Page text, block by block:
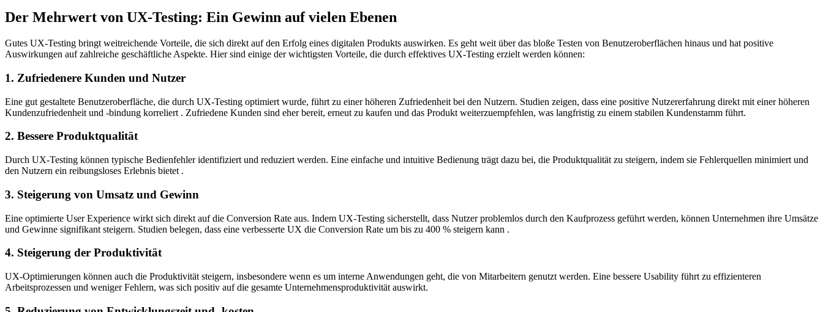
Der Mehrwert von UX-Testing: Ein Gewinn auf vielen Ebenen
Gutes UX-Testing bringt weitreichende Vorteile, die sich direkt auf den Erfolg eines digitalen Produkts auswirken. Es geht weit über das bloße Testen von Benutzeroberflächen hinaus und hat positive
Auswirkungen auf zahlreiche geschäftliche Aspekte. Hier sind einige der wichtigsten Vorteile, die durch effektives UX-Testing erzielt werden können:
1. Zufriedenere Kunden und Nutzer
Eine gut gestaltete Benutzeroberfläche, die durch UX-Testing optimiert wurde, führt zu einer höheren Zufriedenheit bei den Nutzern. Studien zeigen, dass eine positive Nutzererfahrung direkt mit einer höheren
Kundenzufriedenheit und -bindung korreliert . Zufriedene Kunden sind eher bereit, erneut zu kaufen und das Produkt weiterzuempfehlen, was langfristig zu einem stabilen Kundenstamm führt.
2. Bessere Produktqualität
Durch UX-Testing können typische Bedienfehler identifiziert und reduziert werden. Eine einfache und intuitive Bedienung trägt dazu bei, die Produktqualität zu steigern, indem sie Fehlerquellen minimiert und
den Nutzern ein reibungsloses Erlebnis bietet .
3. Steigerung von Umsatz und Gewinn
Eine optimierte User Experience wirkt sich direkt auf die Conversion Rate aus. Indem UX-Testing sicherstellt, dass Nutzer problemlos durch den Kaufprozess geführt werden, können Unternehmen ihre Umsätze
und Gewinne signifikant steigern. Studien belegen, dass eine verbesserte UX die Conversion Rate um bis zu 400 % steigern kann .
4. Steigerung der Produktivität
UX-Optimierungen können auch die Produktivität steigern, insbesondere wenn es um interne Anwendungen geht, die von Mitarbeitern genutzt werden. Eine bessere Usability führt zu effizienteren
Arbeitsprozessen und weniger Fehlern, was sich positiv auf die gesamte Unternehmensproduktivität auswirkt.